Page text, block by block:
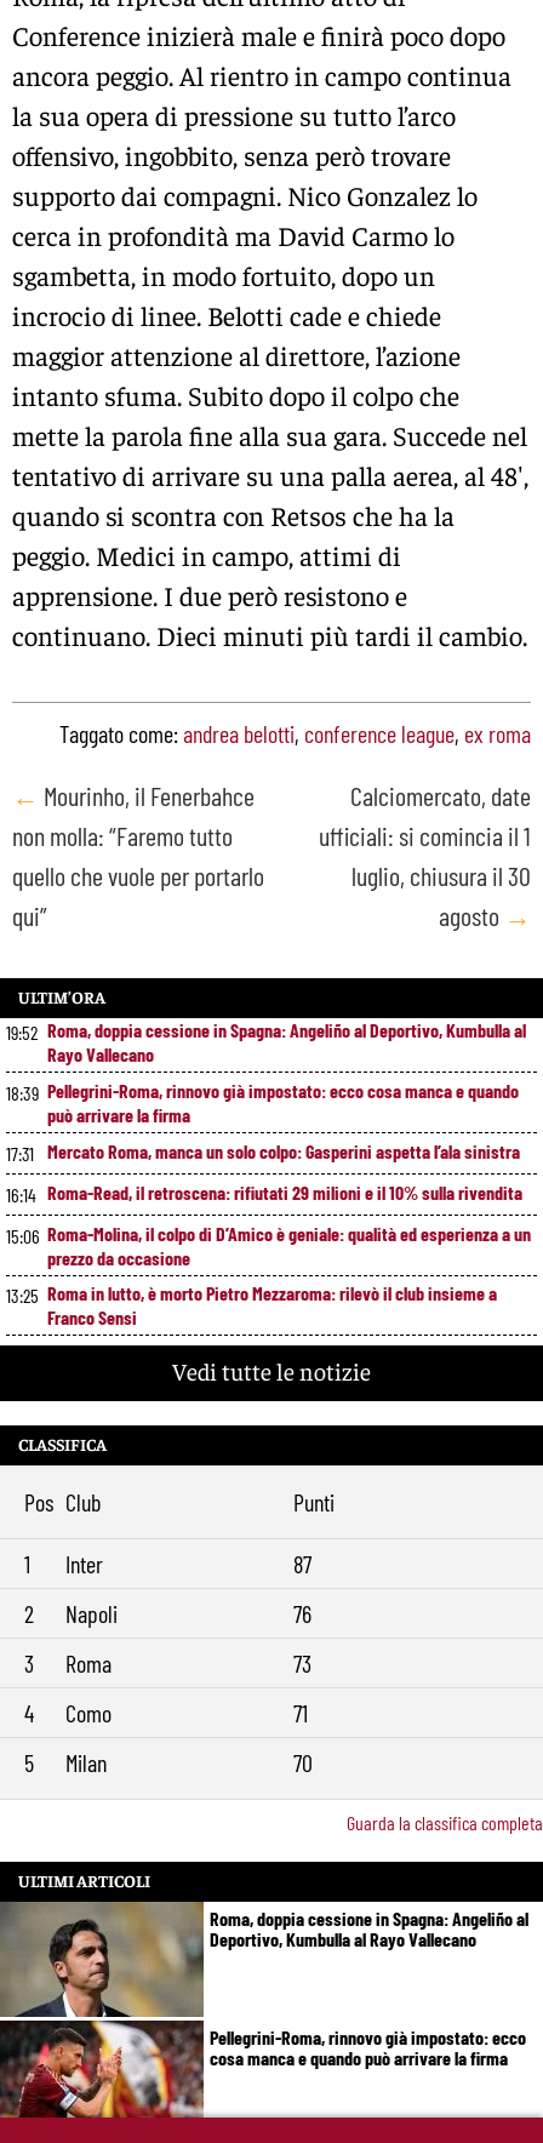
Conference inizierà male e finirà poco dopo
ancora peggio. Al rientro in campo continua
la sua opera di pressione su tutto l’arco
offensivo, ingobbito, senza però trovare
supporto dai compagni. Nico Gonzalez lo
cerca in profondità ma David Carmo lo
sgambetta, in modo fortuito, dopo un
incrocio di linee. Belotti cade e chiede
maggior attenzione al direttore, l’azione
intanto sfuma. Subito dopo il colpo che
mette la parola fine alla sua gara. Succede nel
tentativo di arrivare su una palla aerea, al 48′,
quando si scontra con Retsos che ha la
peggio. Medici in campo, attimi di
apprensione. I due però resistono e
continuano. Dieci minuti più tardi il cambio.
Taggato come:andrea belotti, conference league, ex roma
Post
navigation
← Mourinho, il Fenerbahce
non molla: “Faremo tutto
quello che vuole per portarlo
qui”
Calciomercato, date
ufficiali: si comincia il 1
luglio, chiusura il 30
agosto →
ULTIM’ORA
19:52 Roma, doppia cessione in Spagna: Angeliño al Deportivo, Kumbulla al
Rayo Vallecano
18:39 Pellegrini-Roma, rinnovo già impostato: ecco cosa manca e quando
può arrivare la firma
17:31 Mercato Roma, manca un solo colpo: Gasperini aspetta l’ala sinistra
16:14 Roma-Read, il retroscena: rifiutati 29 milioni e il 10% sulla rivendita
15:06 Roma-Molina, il colpo di D’Amico è geniale: qualità ed esperienza a un
prezzo da occasione
13:25 Roma in lutto, è morto Pietro Mezzaroma: rilevò il club insieme a
Franco Sensi
cosa va ancora migliorato
9:29
Roma-Molina, trattativa in avanzamento: sul tavolo 17 milioni per
Vedi tutte le notizie
CLASSIFICA
Pos Club Punti
1 Inter
87
2
Napoli
76
3
Roma
73
4
Como
71
5
Milan 70
Guarda la classifica completa
ULTIMI ARTICOLI
Roma, doppia cessione in Spagna: Angeliño al
Deportivo, Kumbulla al Rayo Vallecano
Pellegrini-Roma, rinnovo già impostato: ecco
cosa manca e quando può arrivare la firma